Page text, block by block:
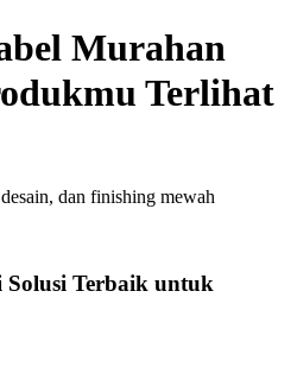
Murahan
Terlihat
dan finishing mewah
Solusi Terbaik untuk